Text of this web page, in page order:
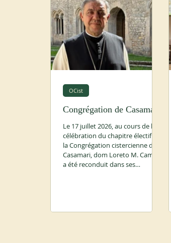
Congrégation de Casamari
Le 17 juillet 2026, au cours de la
célébration du chapitre électif de
la Congrégation cistercienne de
Casamari, dom Loreto M. Camilli
a été reconduit dans ses
ocist.org
OCist